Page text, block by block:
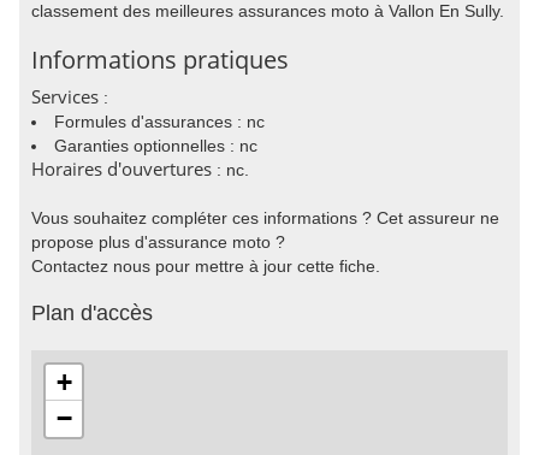
classement des meilleures assurances moto à Vallon En Sully.
Informations pratiques
Services :
Formules d'assurances : nc
Garanties optionnelles : nc
Horaires d'ouvertures : nc.
Vous souhaitez compléter ces informations ? Cet assureur ne
propose plus d'assurance moto ?
Contactez nous pour mettre à jour cette fiche.
Plan d'accès
+
−